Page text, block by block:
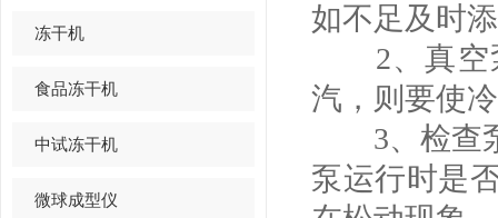
冻干机
食品冻干机
中试冻干机
微球成型仪
如不足及时
2、真空泵
汽，则要使
3、检查泵
泵运行时是